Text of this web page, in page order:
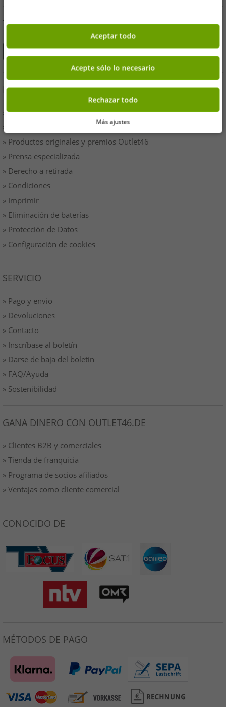
TAMBIÉN PUEDES ENCONTRARNOS EN
INFORMACIÓN
» Empresas
» Tus ventajas
» Productos originales y premios Outlet46
» Prensa especializada
» Derecho a retirada
» Condiciones
» Imprimir
» Eliminación de baterías
» Protección de Datos
» Configuración de cookies
SERVICIO
» Pago y envio
» Devoluciones
» Contacto
» Inscríbase al boletín
» Darse de baja del boletín
» FAQ/Ayuda
» Sostenibilidad
GANA DINERO CON OUTLET46.DE
» Clientes B2B y comerciales
» Tienda de franquicia
» Programa de socios afiliados
» Ventajas como cliente comercial
CONOCIDO DE
MÉTODOS DE PAGO
Aceptar todo
Acepte sólo lo necesario
Rechazar todo
Más ajustes